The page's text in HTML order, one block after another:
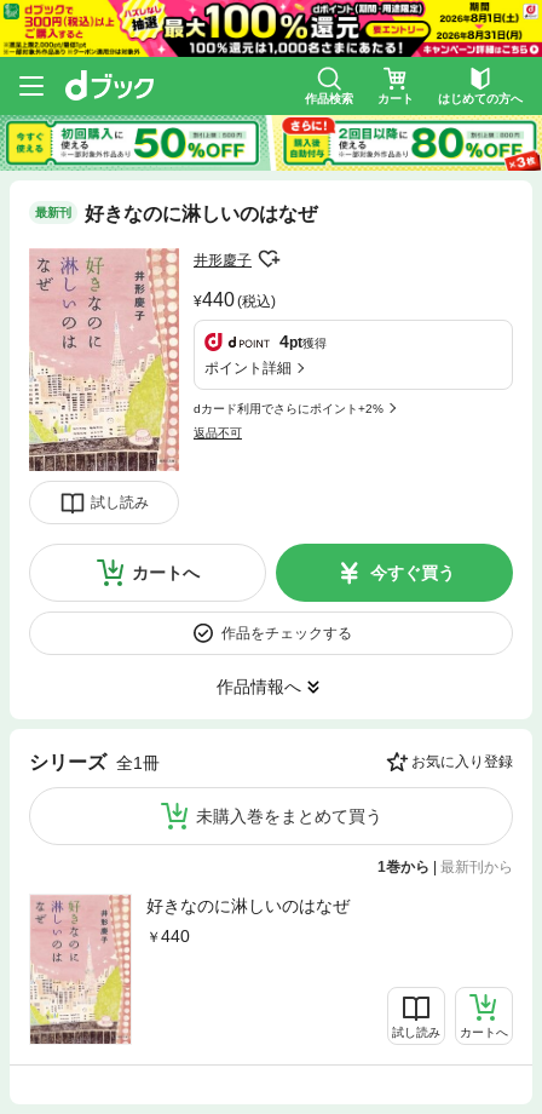
作品検索 カート はじめての方へ
最新刊 好きなのに淋しいのはなぜ
試し読み
井形慶子
440(税込)
4pt獲得
ポイント詳細
dカード利用でさらにポイント+2%
返品不可
カートへ 今すぐ買う
作品をチェックする
作品情報へ
シリーズ 全1冊 お気に入り登録
未購入巻をまとめて買う
1巻から | 最新刊から
好きなのに淋しいのはなぜ
440
試し読み カートへ